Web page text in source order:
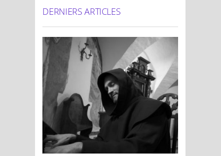
DERNIERS ARTICLES